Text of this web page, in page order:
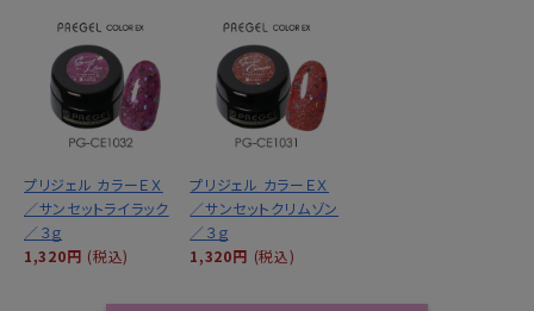
プリジェル カラーＥＸ
／サンセットライラック
／３ｇ
1,320円 (税込)
プリジェル カラーＥＸ
／サンセットクリムゾン
／３ｇ
1,320円 (税込)